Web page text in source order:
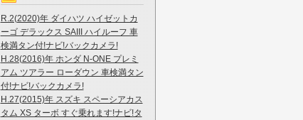
R.2(2020)年 ダイハツ ハイゼットカ
ーゴ デラックス SAIII ハイルーフ 車
検満タン付!ナビ!バックカメラ!
H.28(2016)年 ホンダ N-ONE プレミ
アム ツアラー ローダウン 車検満タン
付!ナビ!バックカメラ!
H.27(2015)年 スズキ スペーシアカス
タム XS ターボ すぐ乗れます!ナビ!タ